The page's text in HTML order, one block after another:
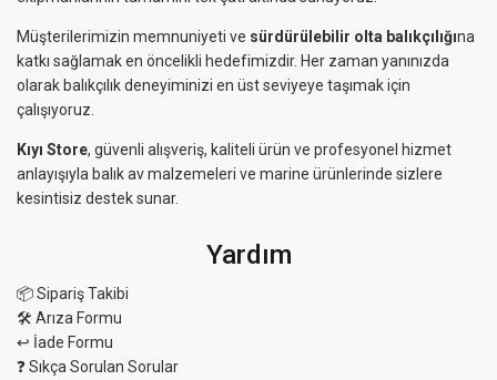
Müşterilerimizin memnuniyeti ve sürdürülebilir olta balıkçılığına
katkı sağlamak en öncelikli hedefimizdir. Her zaman yanınızda
olarak balıkçılık deneyiminizi en üst seviyeye taşımak için
çalışıyoruz.
Kıyı Store, güvenli alışveriş, kaliteli ürün ve profesyonel hizmet
anlayışıyla balık av malzemeleri ve marine ürünlerinde sizlere
kesintisiz destek sunar.
Yardım
📦 Sipariş Takibi
🛠 Arıza Formu
↩️ İade Formu
❓ Sıkça Sorulan Sorular